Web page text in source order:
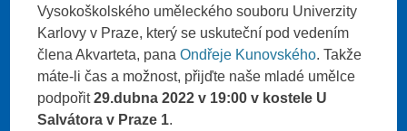
Vysokoškolského uměleckého souboru Univerzity
Karlovy v Praze, který se uskuteční pod vedením
člena Akvarteta, panaOndřeje Kunovského. Takže
máte-li čas a možnost, přijďte naše mladé umělce
podpořit29.dubna 2022 v 19:00 v kostele U
Salvátora v Praze 1.